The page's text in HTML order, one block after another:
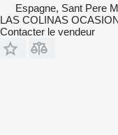
Espagne, Sant Pere
LAS COLINAS
Contacter le vendeur